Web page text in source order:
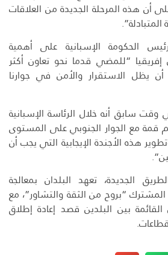
أن هذه المرحلة الجديدة من العلاقات
الحكومة الإسبانية على أهمية
“للمضي قدما نحو تعاون أكثر
يظل الاستقرار والأمن في جوارنا
سابق أنه خلال الرئاسة الإسبانية
قمة مع الجوار الجنوبي على المستوى
هذه الأجندة الإيجابية التي يجب أن
الجديدة، تعهد البلدان بمعالجة
“بروح من الثقة والتشاور”، مع
بين البلدين قصد إعادة إطلاق